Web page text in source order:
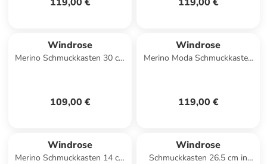
Windrose
Merino Schmuckkasten 30 cm
109,00 €
Windrose
Merino Moda Schmuckkasten
119,00 €
Windrose
Merino Schmuckkasten 14 cm
Windrose
Schmuckkasten 26.5 cm in